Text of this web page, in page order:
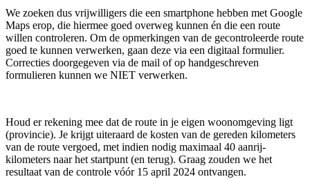
We zoeken dus vrijwilligers die een smartphone hebben met Google
Maps erop, die hiermee goed overweg kunnen én die een route
willen controleren. Om de opmerkingen van de gecontroleerde route
goed te kunnen verwerken, gaan deze via een digitaal formulier.
Correcties doorgegeven via de mail of op handgeschreven
formulieren kunnen we NIET verwerken.
Houd er rekening mee dat de route in je eigen woonomgeving ligt
(provincie). Je krijgt uiteraard de kosten van de gereden kilometers
van de route vergoed, met indien nodig maximaal 40 aanrij-
kilometers naar het startpunt (en terug). Graag zouden we het
resultaat van de controle vóór 15 april 2024 ontvangen.